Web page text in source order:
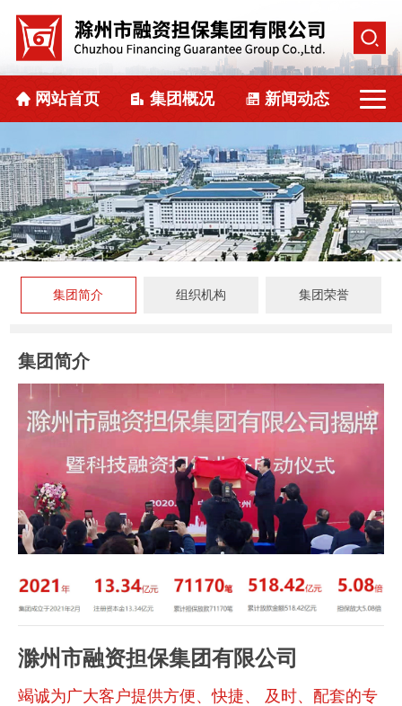
网站首页 集团概况 新闻动态
集团简介 组织机构 集团荣誉
集团简介
滁州市融资担保集团有限公司
竭诚为广大客户提供方便、快捷、 及时、配套的专